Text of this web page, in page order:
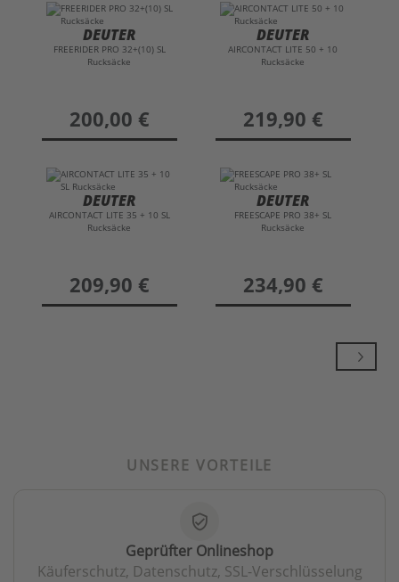
DEUTER
FREERIDER PRO 32+(10) SL
Rucksäcke
preis
200,00 €
DEUTER
AIRCONTACT LITE 50 + 10
Rucksäcke
preis
219,90 €
DEUTER
AIRCONTACT LITE 35 + 10 SL
Rucksäcke
preis
209,90 €
DEUTER
FREESCAPE PRO 38+ SL
Rucksäcke
preis
234,90 €
UNSERE VORTEILE
verified_user
Geprüfter Onlineshop
Käuferschutz, Datenschutz, SSL-Verschlüsselung